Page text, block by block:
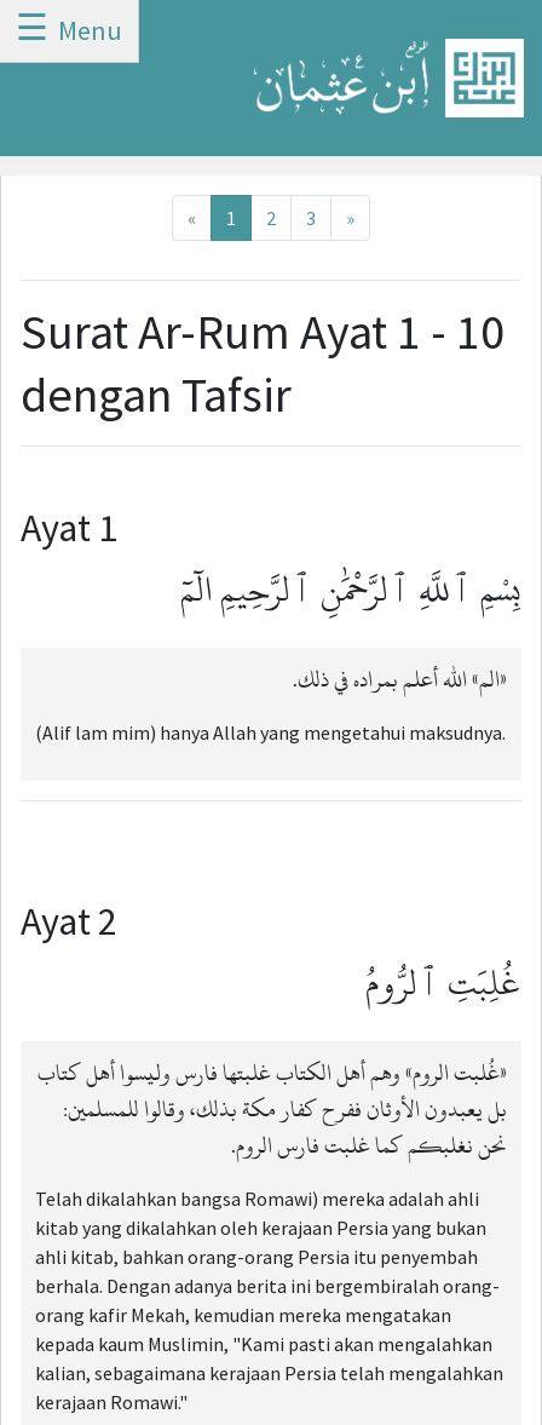
☰ Menu
« Previous
1 2 3 »Next
Surat Ar-Rum Ayat 1 - 10
dengan Tafsir
Ayat 1
بِسْمِ ٱللَّهِ ٱلرَّحْمَٰنِ ٱلرَّحِيمِ الٓمٓ
«الم» الله أعلم بمراده في ذلك.
(Alif lam mim) hanya Allah yang mengetahui maksudnya.
Ayat 2
غُلِبَتِ ٱلرُّومُ
«غُلبت الروم» وهم أهل الكتاب غلبتها فارس وليسوا أهل كتاب
بل يعبدون الأوثان ففرح كفار مكة بذلك، وقالوا للمسلمين:
نحن نغلبكم كما غلبت فارس الروم.
Telah dikalahkan bangsa Romawi) mereka adalah ahli
kitab yang dikalahkan oleh kerajaan Persia yang bukan
ahli kitab, bahkan orang-orang Persia itu penyembah
berhala. Dengan adanya berita ini bergembiralah orang-
orang kafir Mekah, kemudian mereka mengatakan
kepada kaum Muslimin, "Kami pasti akan mengalahkan
kalian, sebagaimana kerajaan Persia telah mengalahkan
kerajaan Romawi."